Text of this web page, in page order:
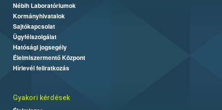
Nébih Laboratóriumok
Kormányhivatalok
Sajtókapcsolat
Ügyfélszolgálat
Hatósági jogsegély
Élelmiszermentő Központ
Hírlevél feliratkozás
Gyakori kérdések